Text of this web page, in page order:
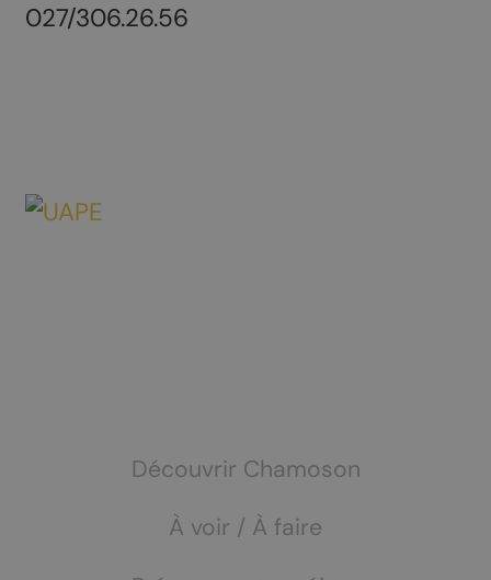
027/306.26.56
Découvrir Chamoson
À voir / À faire